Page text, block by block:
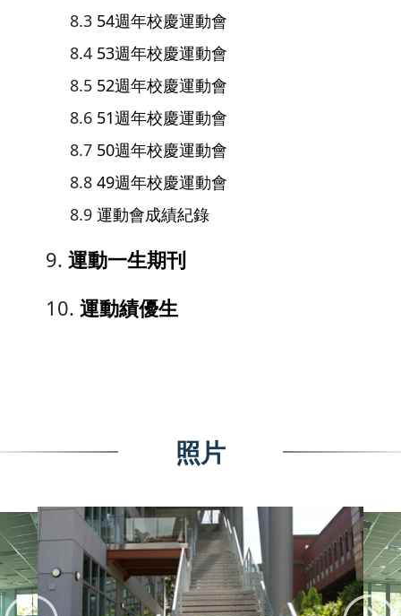
54週年校慶運動會
53週年校慶運動會
52週年校慶運動會
51週年校慶運動會
50週年校慶運動會
49週年校慶運動會
運動會成績紀錄
運動一生期刊
運動績優生
照片